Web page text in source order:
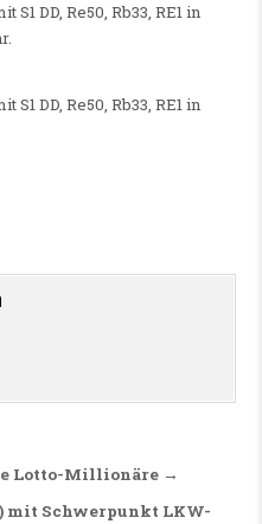
DD, Re50, Rb33, RE1 in
DD, Re50, Rb33, RE1 in
Lotto-Millionäre →
mit Schwerpunkt LKW-